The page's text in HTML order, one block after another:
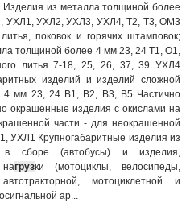
из металла толщиной более
УХЛ1, УХЛ2, УХЛ3, УХЛ4, Т2, Т3, ОМ3
поковок и горячих штамповок;
толщиной более 4 мм 23, 24 Т1, О1,
литья 7-18, 25, 26, 37, 39 УХЛ4
изделий и изделий сложной
мм 23, 24 B1, B2, В3, В5 Частично
окрашенные изделия с окислами на
части - для неокрашенной
УХЛ1 Крупногабаритные изделия из
(автобусы) и изделия,
грузки (мотоциклы, велосипеды,
мотоциклетной и
ар...